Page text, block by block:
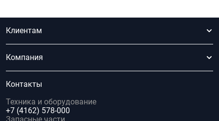
Клиентам
Компания
Контакты
Техника и оборудование
+7 (4162) 578-000